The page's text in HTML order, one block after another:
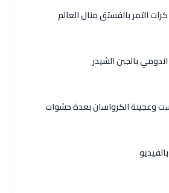
التمر بالفستق منال العالم
بالجبن الشيدر
وعجينة الكرواسان بعدة حشوات